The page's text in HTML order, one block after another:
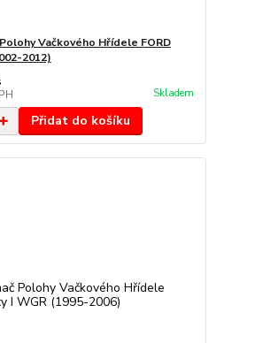
Vačkového Hřídele FORD
2012)
Skladem
Přidat do košíku